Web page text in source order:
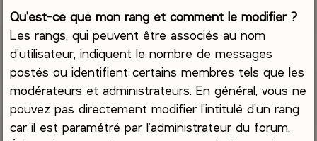
Qu’est-ce que mon rang et comment le modifier ?
Les rangs, qui peuvent être associés au nom
d’utilisateur, indiquent le nombre de messages
postés ou identifient certains membres tels que les
modérateurs et administrateurs. En général, vous ne
pouvez pas directement modifier l’intitulé d’un rang
car il est paramétré par l’administrateur du forum.